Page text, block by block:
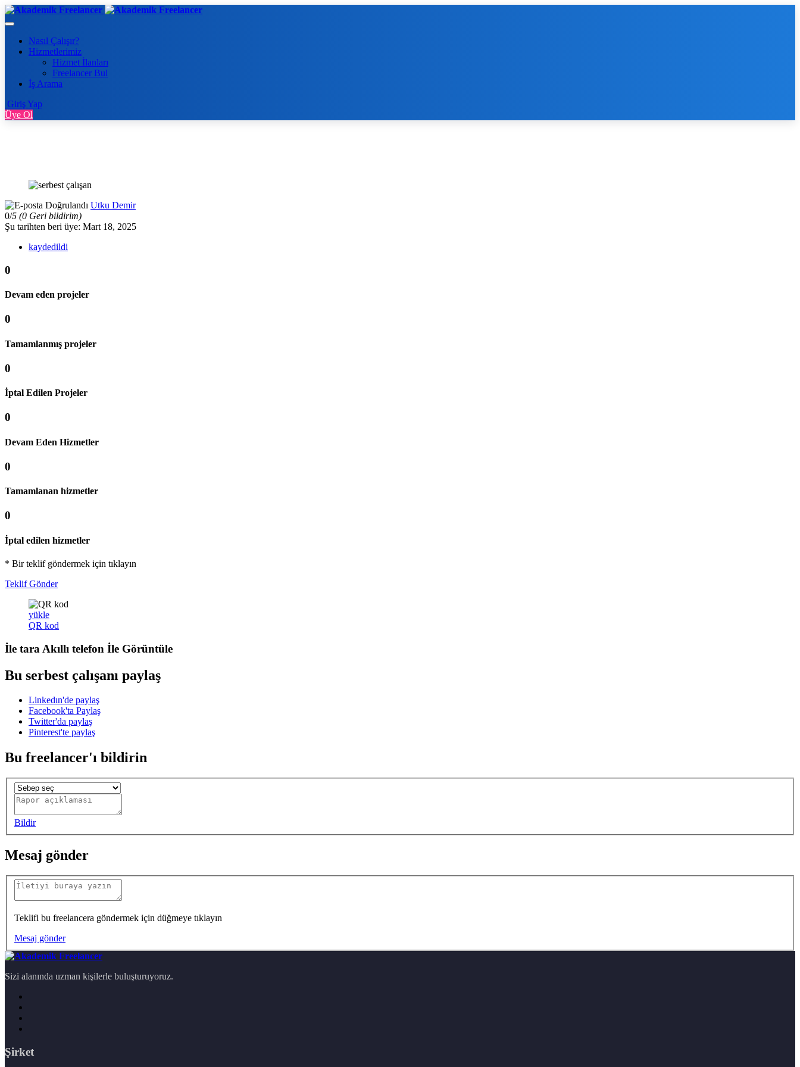
Nasıl Çalışır?
Hizmetlerimiz
Hizmet İlanları
Freelancer Bul
İş Arama
Giriş Yap
Üye Ol
Utku Demir
0/5 (0 Geri bildirim)
Şu tarihten beri üye: Mart 18, 2025
kaydedildi
0
Devam eden projeler
0
Tamamlanmış projeler
0
İptal Edilen Projeler
0
Devam Eden Hizmetler
0
Tamamlanan hizmetler
0
İptal edilen hizmetler
* Bir teklif göndermek için tıklayın
Teklif Gönder
yükle
QR kod
İle tara Akıllı telefon İle Görüntüle
Bu serbest çalışanı paylaş
Linkedın'de paylaş
Facebook'ta Paylaş
Twitter'da paylaş
Pinterest'te paylaş
Bu freelancer'ı bildirin
Bildir
Mesaj gönder
Teklifi bu freelancera göndermek için düğmeye tıklayın
Mesaj gönder
Sizi alanında uzman kişilerle buluşturuyoruz.
Şirket